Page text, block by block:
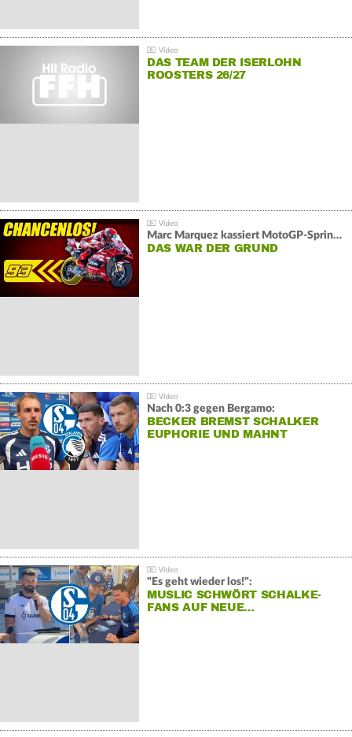
DAS TEAM DER ISERLOHN
ROOSTERS 26/27
Marc Marquez kassiert MotoGP-Sprint-Schlappe:
DAS WAR DER GRUND
Nach 0:3 gegen Bergamo:
BECKER BREMST SCHALKER
EUPHORIE UND MAHNT
"Es geht wieder los!":
MUSLIC SCHWÖRT SCHALKE-
FANS AUF NEUE…